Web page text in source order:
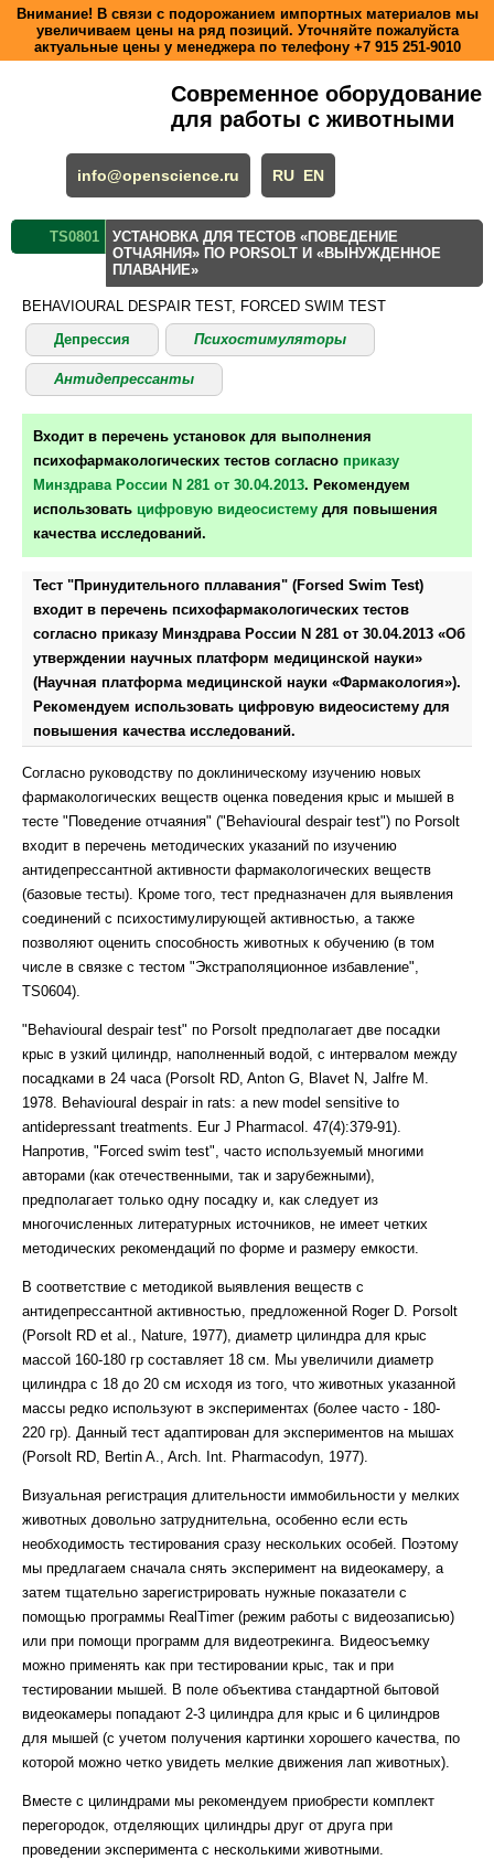
Внимание! В связи с подорожанием импортных материалов мы
увеличиваем цены на ряд позиций. Уточняйте пожалуйста
актуальные цены у менеджера по телефону +7 915 251-9010
Современное оборудование
для работы с животными
info@openscience.ru RU EN
TS0801
УСТАНОВКА ДЛЯ ТЕСТОВ «ПОВЕДЕНИЕ
ОТЧАЯНИЯ» ПО PORSOLT И «ВЫНУЖДЕННОЕ
ПЛАВАНИЕ»
BEHAVIOURAL DESPAIR TEST, FORCED SWIM TEST
Депрессия
Психостимуляторы
Антидепрессанты
Входит в перечень установок для выполнения
психофармакологических тестов согласно приказу
Минздрава России N 281 от 30.04.2013. Рекомендуем
использовать цифровую видеосистему для повышения
качества исследований.
Тест "Принудительного пллавания" (Forsed Swim Test)
входит в перечень психофармакологических тестов
согласно приказу Минздрава России N 281 от 30.04.2013 «Об
утверждении научных платформ медицинской науки»
(Научная платформа медицинской науки «Фармакология»).
Рекомендуем использовать цифровую видеосистему для
повышения качества исследований.
Согласно руководству по доклиническому изучению новых
фармакологических веществ оценка поведения крыс и мышей в
тесте "Поведение отчаяния" ("Behavioural despair test") по Porsolt
входит в перечень методических указаний по изучению
антидепрессантной активности фармакологических веществ
(базовые тесты). Кроме того, тест предназначен для выявления
соединений с психостимулирующей активностью, а также
позволяют оценить способность животных к обучению (в том
числе в связке с тестом "Экстраполяционное избавление",
ТS0604).
"Behavioural despair test" по Porsolt предполагает две посадки
крыс в узкий цилиндр, наполненный водой, с интервалом между
посадками в 24 часа (Porsolt RD, Anton G, Blavet N, Jalfre M.
1978. Behavioural despair in rats: a new model sensitive to
antidepressant treatments. Eur J Pharmacol. 47(4):379-91).
Напротив, "Forced swim test", часто используемый многими
авторами (как отечественными, так и зарубежными),
предполагает только одну посадку и, как следует из
многочисленных литературных источников, не имеет четких
методических рекомендаций по форме и размеру емкости.
В соответствие с методикой выявления веществ с
антидепрессантной активностью, предложенной Roger D. Porsolt
(Porsolt RD et al., Nature, 1977), диаметр цилиндра для крыс
массой 160-180 гр составляет 18 см. Мы увеличили диаметр
цилиндра с 18 до 20 см исходя из того, что животных указанной
массы редко используют в экспериментах (более часто - 180-
220 гр). Данный тест адаптирован для экспериментов на мышах
(Porsolt RD, Bertin A., Arch. Int. Pharmacodyn, 1977).
Визуальная регистрация длительности иммобильности у мелких
животных довольно затруднительна, особенно если есть
необходимость тестирования сразу нескольких особей. Поэтому
мы предлагаем сначала снять эксперимент на видеокамеру, а
затем тщательно зарегистрировать нужные показатели с
помощью программы RealTimer (режим работы с видеозаписью)
или при помощи программ для видеотрекинга. Видеосъемку
можно применять как при тестировании крыс, так и при
тестировании мышей. В поле объектива стандартной бытовой
видеокамеры попадают 2-3 цилиндра для крыс и 6 цилиндров
для мышей (с учетом получения картинки хорошего качества, по
которой можно четко увидеть мелкие движения лап животных).
Вместе с цилиндрами мы рекомендуем приобрести комплект
перегородок, отделяющих цилиндры друг от друга при
проведении эксперимента с несколькими животными.